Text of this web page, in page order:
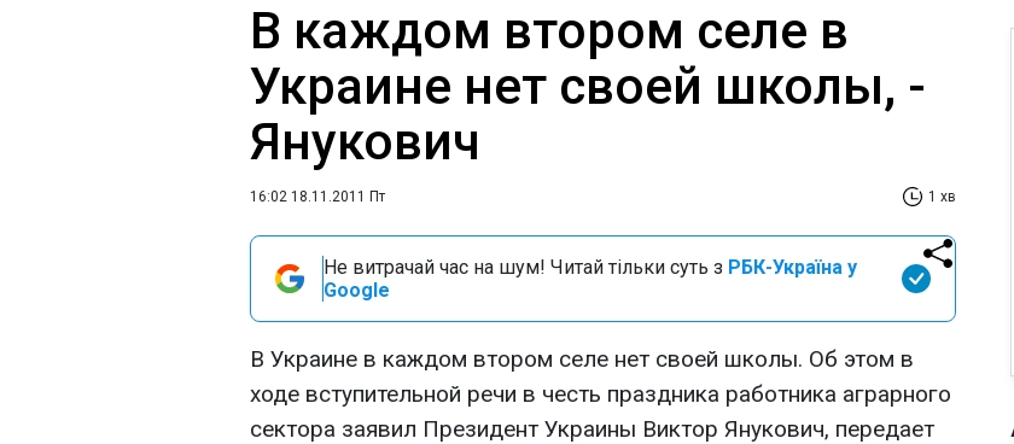
В каждом втором селе в
Украине нет своей школы, -
Янукович
16:02 18.11.2011 Пт 1 хв
Не витрачай час на шум! Читай тільки суть з РБК-Україна у
Google
В Украине в каждом втором селе нет своей школы. Об этом в
ходе вступительной речи в честь праздника работника аграрного
сектора заявил Президент Украины Виктор Янукович, передает